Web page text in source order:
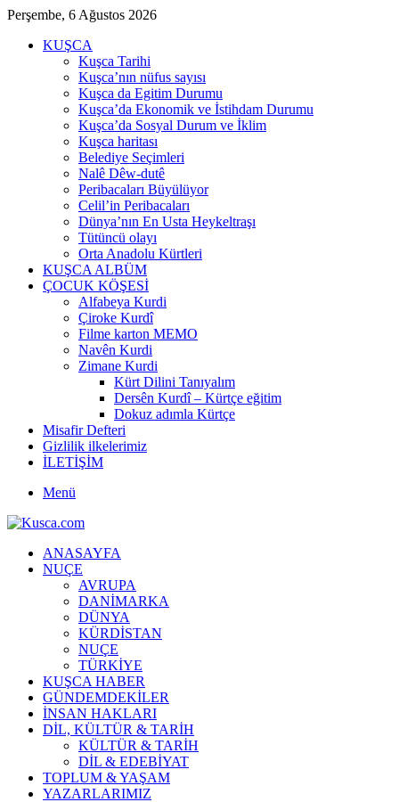
Perşembe, 6 Ağustos 2026
KUŞCA
Kuşca Tarihi
Kuşca’nın nüfus sayısı
Kuşca da Egitim Durumu
Kuşca’da Ekonomik ve İstihdam Durumu
Kuşca’da Sosyal Durum ve İklim
Kuşca haritası
Belediye Seçimleri
Nalê Dêw-dutê
Peribacaları Büyülüyor
Celil’in Peribacaları
Dünya’nın En Usta Heykeltraşı
Tütüncü olayı
Orta Anadolu Kürtleri
KUŞCA ALBÜM
ÇOCUK KÖŞESİ
Alfabeya Kurdi
Çiroke Kurdî
Filme karton MEMO
Navên Kurdi
Zimane Kurdi
Kürt Dilini Tanıyalım
Dersên Kurdî – Kürtçe eğitim
Dokuz adımla Kürtçe
Misafir Defteri
Gizlilik ilkelerimiz
İLETİŞİM
Menü
ANASAYFA
NUÇE
AVRUPA
DANİMARKA
DÜNYA
KÜRDİSTAN
NUÇE
TÜRKİYE
KUŞCA HABER
GÜNDEMDEKİLER
İNSAN HAKLARI
DİL, KÜLTÜR & TARİH
KÜLTÜR & TARİH
DİL & EDEBİYAT
TOPLUM & YAŞAM
YAZARLARIMIZ